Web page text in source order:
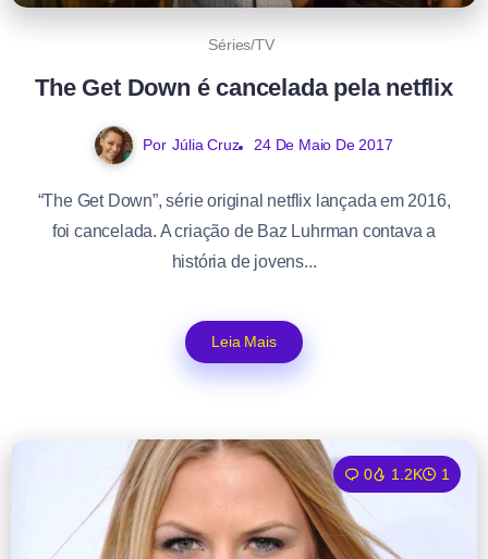
Séries/TV
The Get Down é cancelada pela netflix
Por Júlia Cruz 24 De Maio De 2017
“The Get Down”, série original netflix lançada em 2016,
foi cancelada. A criação de Baz Luhrman contava a
história de jovens...
Leia Mais
0 1.2K 1